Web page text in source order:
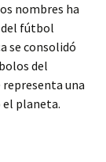
nombres ha
del fútbol
se consolidó
del
representa una
planeta.